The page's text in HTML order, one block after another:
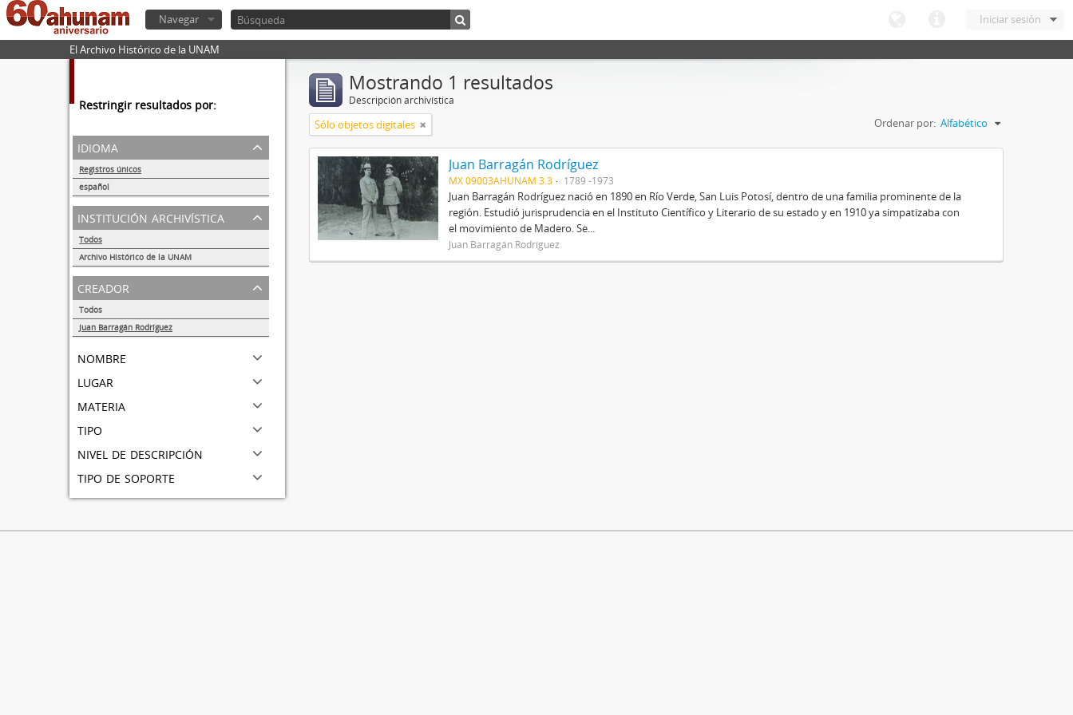
Iniciar sesión
Navegar
El Archivo Histórico de la UNAM
Restringir resultados por:
idioma
Registros únicos
español
1
institución archivística
Todos
Archivo Histórico de la UNAM
1
creador
Todos
Juan Barragán Rodríguez
nombre
lugar
materia
tipo
nivel de descripción
tipo de soporte
Mostrando 1 resultados
Descripción archivística
Sólo objetos digitales Ordenar por: Alfabético
Juan Barragán Rodríguez
MX 09003AHUNAM 3.3 1789 -1973
Juan Barragán Rodríguez nació en 1890 en Río Verde, San Luis Potosí, dentro de una familia prominente de la
región. Estudió jurisprudencia en el Instituto Científico y Literario de su estado y en 1910 ya simpatizaba con
el movimiento de Madero. Se...
Juan Barragán Rodríguez